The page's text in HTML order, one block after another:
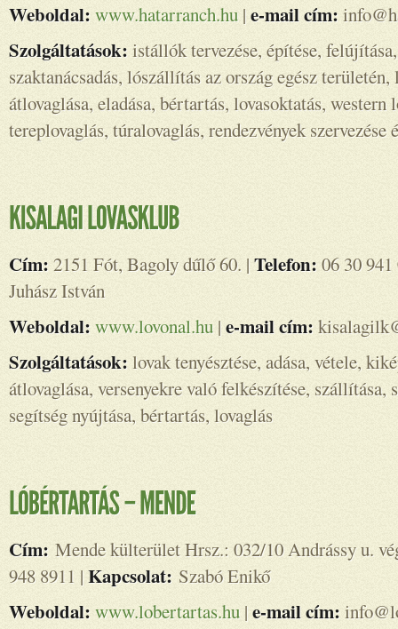
Weboldal: www.hatarranch.hu|e-mail cím:
Szolgáltatások: istállók tervezése, építése,
szaktanácsadás, lószállítás az ország egész területén,
átlovaglása, eladása, bértartás, lovasoktatás, western
tereplovaglás, túralovaglás, rendezvények szervezése
Cím: 2151 Fót, Bagoly dűlő 60. |Telefon: 06 30
Juhász István
Weboldal: www.lovonal.hu |e-mail cím:
Szolgáltatások: lovak tenyésztése, adása, vétele,
átlovaglása, versenyekre való felkészítése,
segítség nyújtása, bértartás, lovaglás
Cím: Mende külterület Hrsz.: 032/10 Andrássy u.
948 8911 |Kapcsolat: Szabó Enikő
Weboldal: www.lobertartas.hu |e-mail cím: